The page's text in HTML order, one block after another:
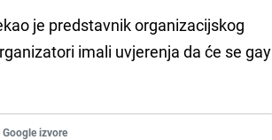
je predstavnik organizacijskog
imali uvjerenja da će se gay
izvore